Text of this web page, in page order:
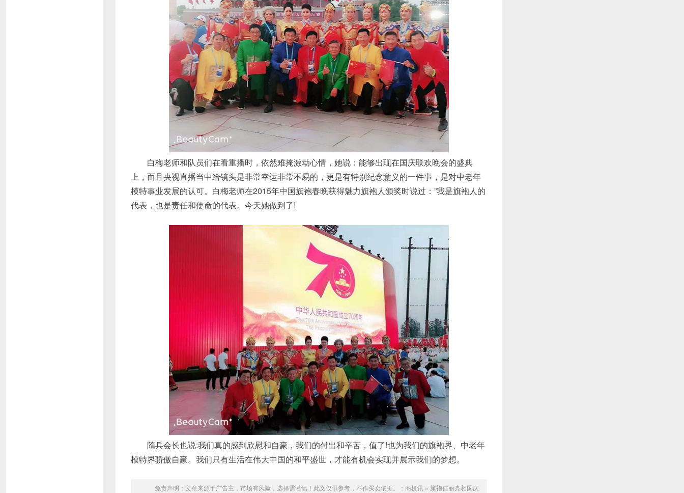
白梅老师和队员们在看重播时，依然难掩激动心情，她说：能够出现在国庆联欢晚会的盛典
上，而且央视直播当中给镜头是非常幸运非常不易的，更是有特别纪念意义的一件事，是对中老年
模特事业发展的认可。白梅老师在2015年中国旗袍春晚获得魅力旗袍人颁奖时说过：”我是旗袍人的
代表，也是责任和使命的代表。今天她做到了!
隋兵会长也说:我们真的感到欣慰和自豪，我们的付出和辛苦，值了!也为我们的旗袍界、中老年
模特界骄傲自豪。我们只有生活在伟大中国的和平盛世，才能有机会实现并展示我们的梦想。
免责声明：文章来源于广告主，市场有风险，选择需谨慎！此文仅供参考，不作买卖依据。： 商机讯» 旗袍佳丽亮相国庆